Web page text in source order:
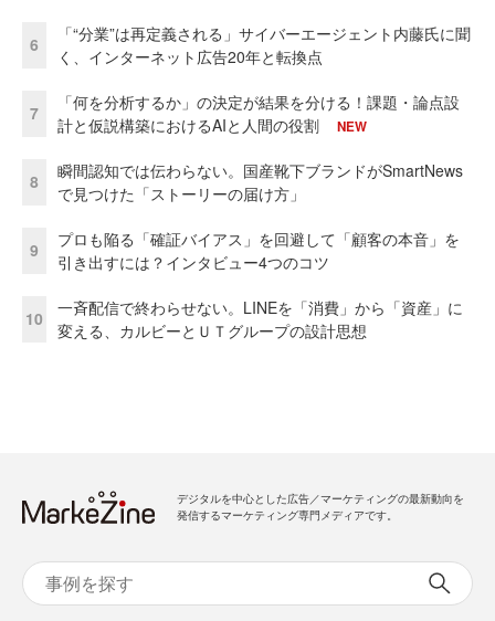
6
「“分業”は再定義される」サイバーエージェント内藤氏に聞
く、インターネット広告20年と転換点
7
「何を分析するか」の決定が結果を分ける！課題・論点設
計と仮説構築におけるAIと人間の役割
NEW
8
瞬間認知では伝わらない。国産靴下ブランドがSmartNews
で見つけた「ストーリーの届け方」
9
プロも陥る「確証バイアス」を回避して「顧客の本音」を
引き出すには？インタビュー4つのコツ
10
一斉配信で終わらせない。LINEを「消費」から「資産」に
変える、カルビーとＵＴグループの設計思想
デジタルを中心とした広告／マーケティングの最新動向を
発信するマーケティング専門メディアです。